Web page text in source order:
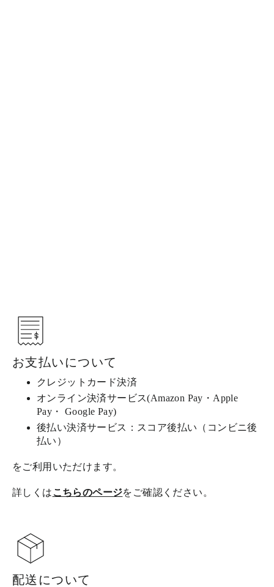
お支払いについて
クレジットカード決済
オンライン決済サービス(Amazon Pay・Apple
Pay・ Google Pay)
後払い決済サービス：スコア後払い（コンビニ後
払い）
をご利用いただけます。
詳しくは こちらのページをご確認ください。
配送について